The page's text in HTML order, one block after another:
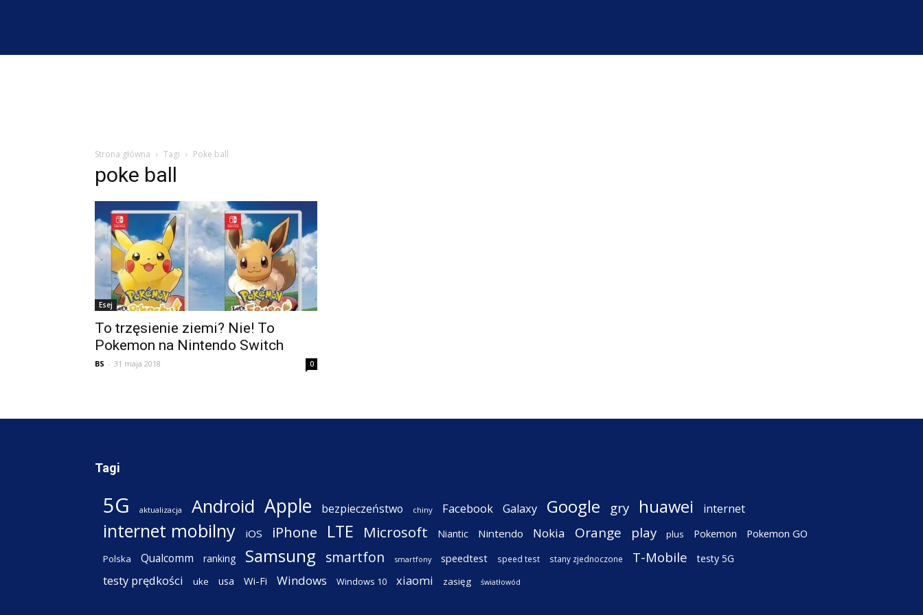
Strona główna Tagi Poke ball
poke ball
Esej
To trzęsienie ziemi? Nie! To
Pokemon na Nintendo Switch
BS - 31 maja 2018 0
Tagi
5G aktualizacja Android Apple bezpieczeństwo chiny Facebook Galaxy Google gry huawei internet
internet mobilny iOS iPhone LTE Microsoft Niantic Nintendo Nokia Orange play plus Pokemon Pokemon GO
Polska Qualcomm ranking Samsung smartfon smartfony speedtest speed test stany zjednoczone T-Mobile testy 5G
testy prędkości uke usa Wi-Fi Windows Windows 10 xiaomi zasięg światłowód